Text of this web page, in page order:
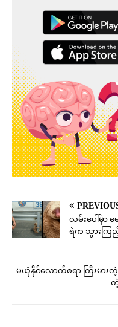
လမ်းပေါ်မှာ
ရဲက သွားကြ
မယုံနိုင်လောက်စရာ ကြီးမား
တဲ့